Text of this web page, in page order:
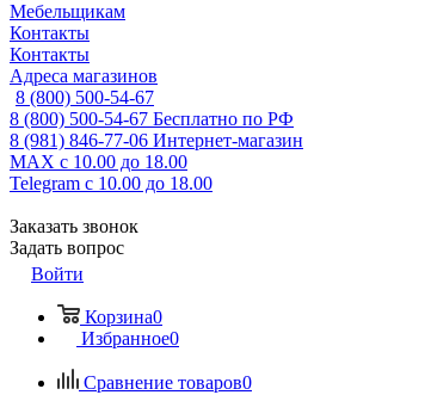
Мебельщикам
Контакты
Контакты
Адреса магазинов
8 (800) 500-54-67
8 (800) 500-54-67 Бесплатно по РФ
8 (981) 846-77-06 Интернет-магазин
MAX с 10.00 до 18.00
Telegram с 10.00 до 18.00
Заказать звонок
Задать вопрос
Войти
Корзина0
Избранное0
Сравнение товаров0